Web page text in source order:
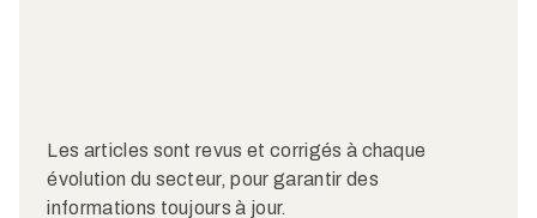
Les articles sont revus et corrigés à chaque
évolution du secteur, pour garantir des
informations toujours à jour.